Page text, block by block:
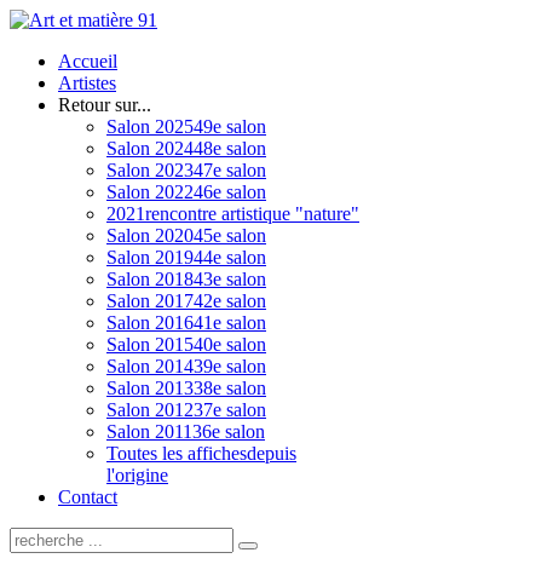
Accueil
Artistes
Retour sur...
Salon 202549e salon
Salon 202448e salon
Salon 202347e salon
Salon 202246e salon
2021rencontre artistique "nature"
Salon 202045e salon
Salon 201944e salon
Salon 201843e salon
Salon 201742e salon
Salon 201641e salon
Salon 201540e salon
Salon 201439e salon
Salon 201338e salon
Salon 201237e salon
Salon 201136e salon
Toutes les affichesdepuis
l'origine
Contact